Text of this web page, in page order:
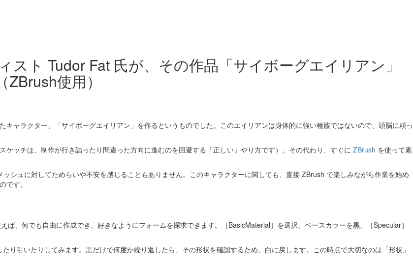
ト Tudor Fat 氏が、その作品「サイボーグエイリアン」
使用）
ャラクター、「サイボーグエイリアン」を作るというものでした。このエイリアンは身体的に強い種族ではないので、頭脳に頼っ
ッチは、制作が行き詰ったり間違った方向に進むのを回避する「正しい」やり方です）。その代わり、すぐに ZBrush を使って素
シュに対してためらいや不安を感じることもありません。このキャラクターに関しても、直接 ZBrush で楽しみながら作業を始め
です。
、何でも自由に作成でき、好きなようにフォームを探求できます。［BasicMaterial］を選択、ベースカラーを黒、［Specular］
り引いたりしてみます。黒だけで何度か繰り返したら、その形状を確認するため、白に戻します。この時点で大切なのは「形状」